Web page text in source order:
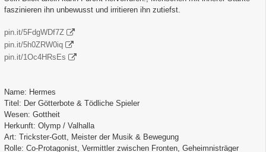
faszinieren ihn unbewusst und irritieren ihn zutiefst.
pin.it/5FdgWDf7Z
pin.it/5h0ZRW0iq
pin.it/1Oc4HRsEs
Name: Hermes
Titel: Der Götterbote & Tödliche Spieler
Wesen: Gottheit
Herkunft: Olymp / Valhalla
Art: Trickster-Gott, Meister der Musik & Bewegung
Rolle: Co-Protagonist, Vermittler zwischen Fronten, Geheimnisträger